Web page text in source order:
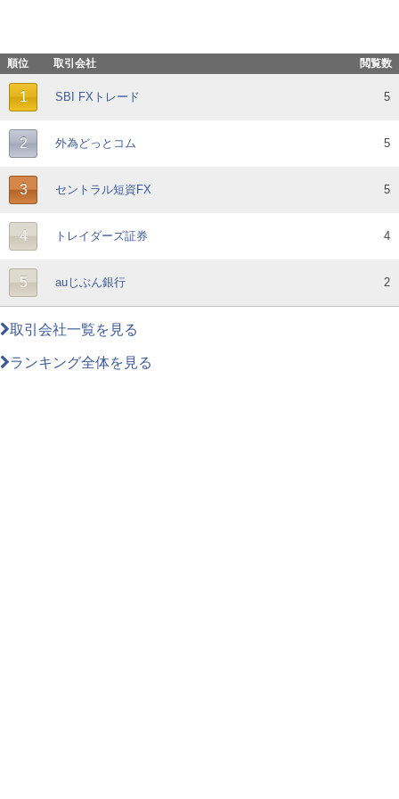
順位 取引会社 閲覧数
1 SBI FXトレード 5
2 外為どっとコム 5
3 セントラル短資FX 5
4 トレイダーズ証券 4
5 auじぶん銀行 2
取引会社一覧を見る
ランキング全体を見る